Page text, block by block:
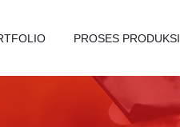
PROSES PRODUKSI